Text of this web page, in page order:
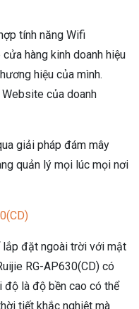
tính năng Wifi
hàng kinh doanh hiệu
hiệu của mình.
của doanh
giải pháp đám mây
quản lý mọi lúc mọi nơi
đặt ngoài trời với mật
RG-AP630(CD) có
độ là độ bền cao có thể
tiết khắc nghiệt mà